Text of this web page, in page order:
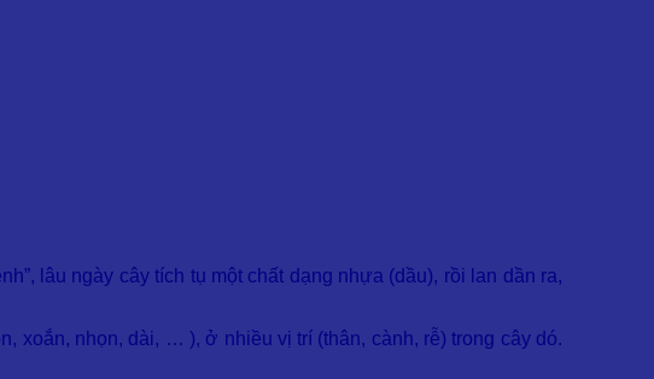
lâu ngày cây tích tụ một chất dạng nhựa (dầu), rồi lan dần ra,
xoắn, nhọn, dài, … ), ở nhiều vị trí (thân, cành, rễ) trong cây dó.